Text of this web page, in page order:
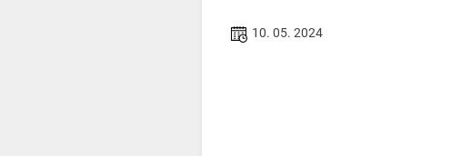
10. 05. 2024